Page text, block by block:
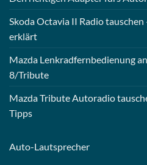
Skoda Octavia II Radio
erklärt
Mazda Lenkradfernbedienung
8/Tribute
Mazda Tribute Autoradio
Tipps
Auto-Lautsprecher